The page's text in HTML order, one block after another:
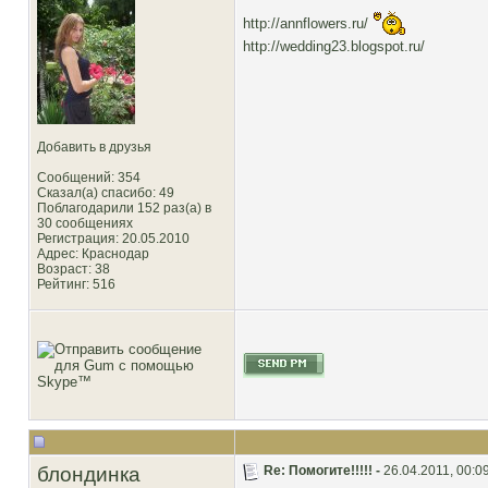
Добавить в друзья
Сообщений: 354
Сказал(а) спасибо: 49
Поблагодарили 152 раз(а) в
30 сообщениях
Регистрация: 20.05.2010
Адрес: Краснодар
Возраст: 38
Рейтинг: 516
http://annflowers.ru/
http://wedding23.blogspot.ru/
блондинка Re: Помогите!!!!! - 26.04.2011,